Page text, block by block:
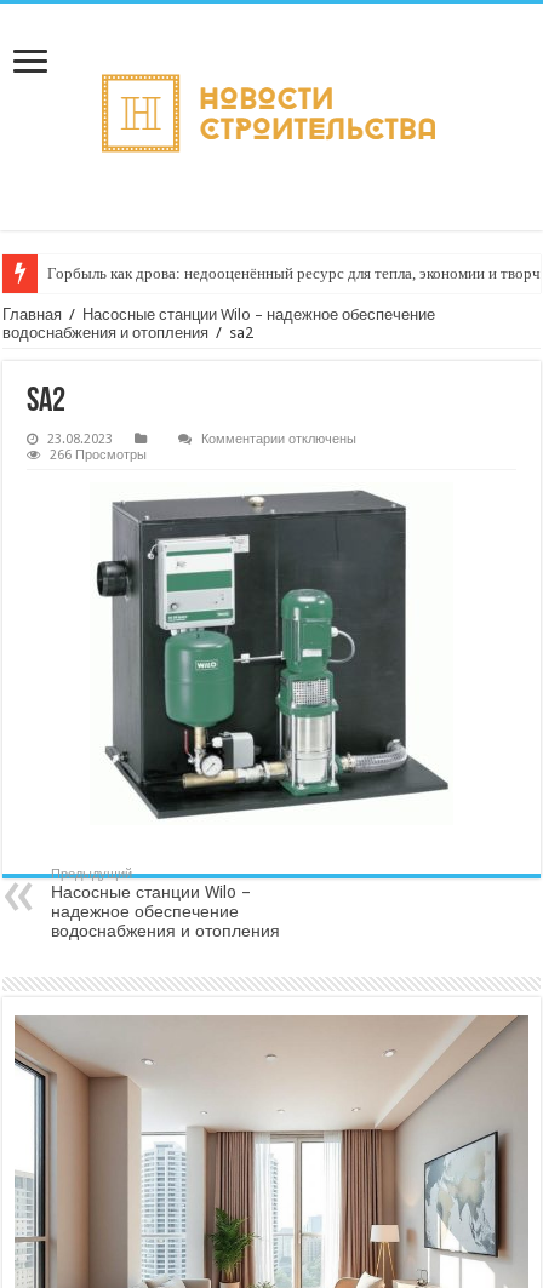
Горбыль как дрова: недооценённый ресурс для тепла, экономии и
Главная / Насосные станции Wilo – надежное обеспечение
водоснабжения и отопления / sa2
sa2
23.08.2023 Комментариикотключены
266 Просмотры
Предыдущий
Насосные станции Wilo –
надежное обеспечение
водоснабжения и отопления